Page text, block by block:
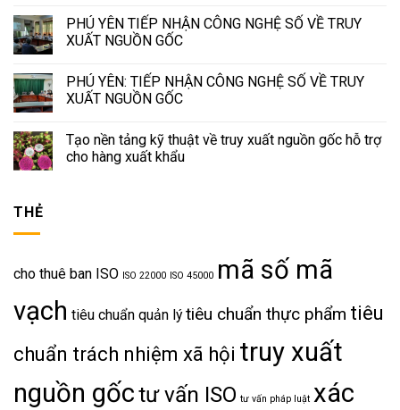
PHÚ YÊN TIẾP NHẬN CÔNG NGHỆ SỐ VỀ TRUY
XUẤT NGUỒN GỐC
PHÚ YÊN: TIẾP NHẬN CÔNG NGHỆ SỐ VỀ TRUY
XUẤT NGUỒN GỐC
Tạo nền tảng kỹ thuật về truy xuất nguồn gốc hỗ trợ
cho hàng xuất khẩu
THẺ
cho thuê ban ISO ISO 22000 ISO 45000 mã số mã
vạch tiêu chuẩn quản lý tiêu chuẩn thực phẩm tiêu
chuẩn trách nhiệm xã hội truy xuất
nguồn gốctư vấn ISO tư vấn pháp luật xác